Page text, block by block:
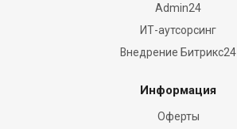
Admin24
ИТ-аутсорсинг
Внедрение Битрикс24
Информация
Оферты